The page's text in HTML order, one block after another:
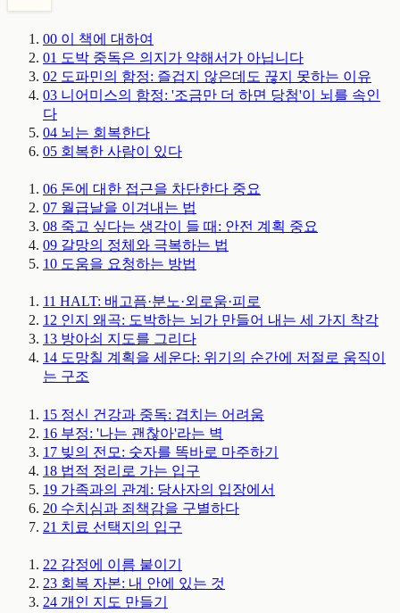
00 이 책에 대하여
01 도박 중독은 의지가 약해서가 아닙니다
02 도파민의 함정: 즐겁지 않은데도 끊지 못하는 이유
03 니어미스의 함정: '조금만 더 하면 당첨'이 뇌를 속인
다
04 뇌는 회복한다
05 회복한 사람이 있다
06 돈에 대한 접근을 차단한다 중요
07 월급날을 이겨내는 법
08 죽고 싶다는 생각이 들 때: 안전 계획 중요
09 갈망의 정체와 극복하는 법
10 도움을 요청하는 방법
11 HALT: 배고픔·분노·외로움·피로
12 인지 왜곡: 도박하는 뇌가 만들어 내는 세 가지 착각
13 방아쇠 지도를 그리다
14 도망칠 계획을 세운다: 위기의 순간에 저절로 움직이
는 구조
15 정신 건강과 중독: 겹치는 어려움
16 부정: '나는 괜찮아'라는 벽
17 빚의 전모: 숫자를 똑바로 마주하기
18 법적 정리로 가는 입구
19 가족과의 관계: 당사자의 입장에서
20 수치심과 죄책감을 구별하다
21 치료 선택지의 입구
22 감정에 이름 붙이기
23 회복 자본: 내 안에 있는 것
24 개인 지도 만들기